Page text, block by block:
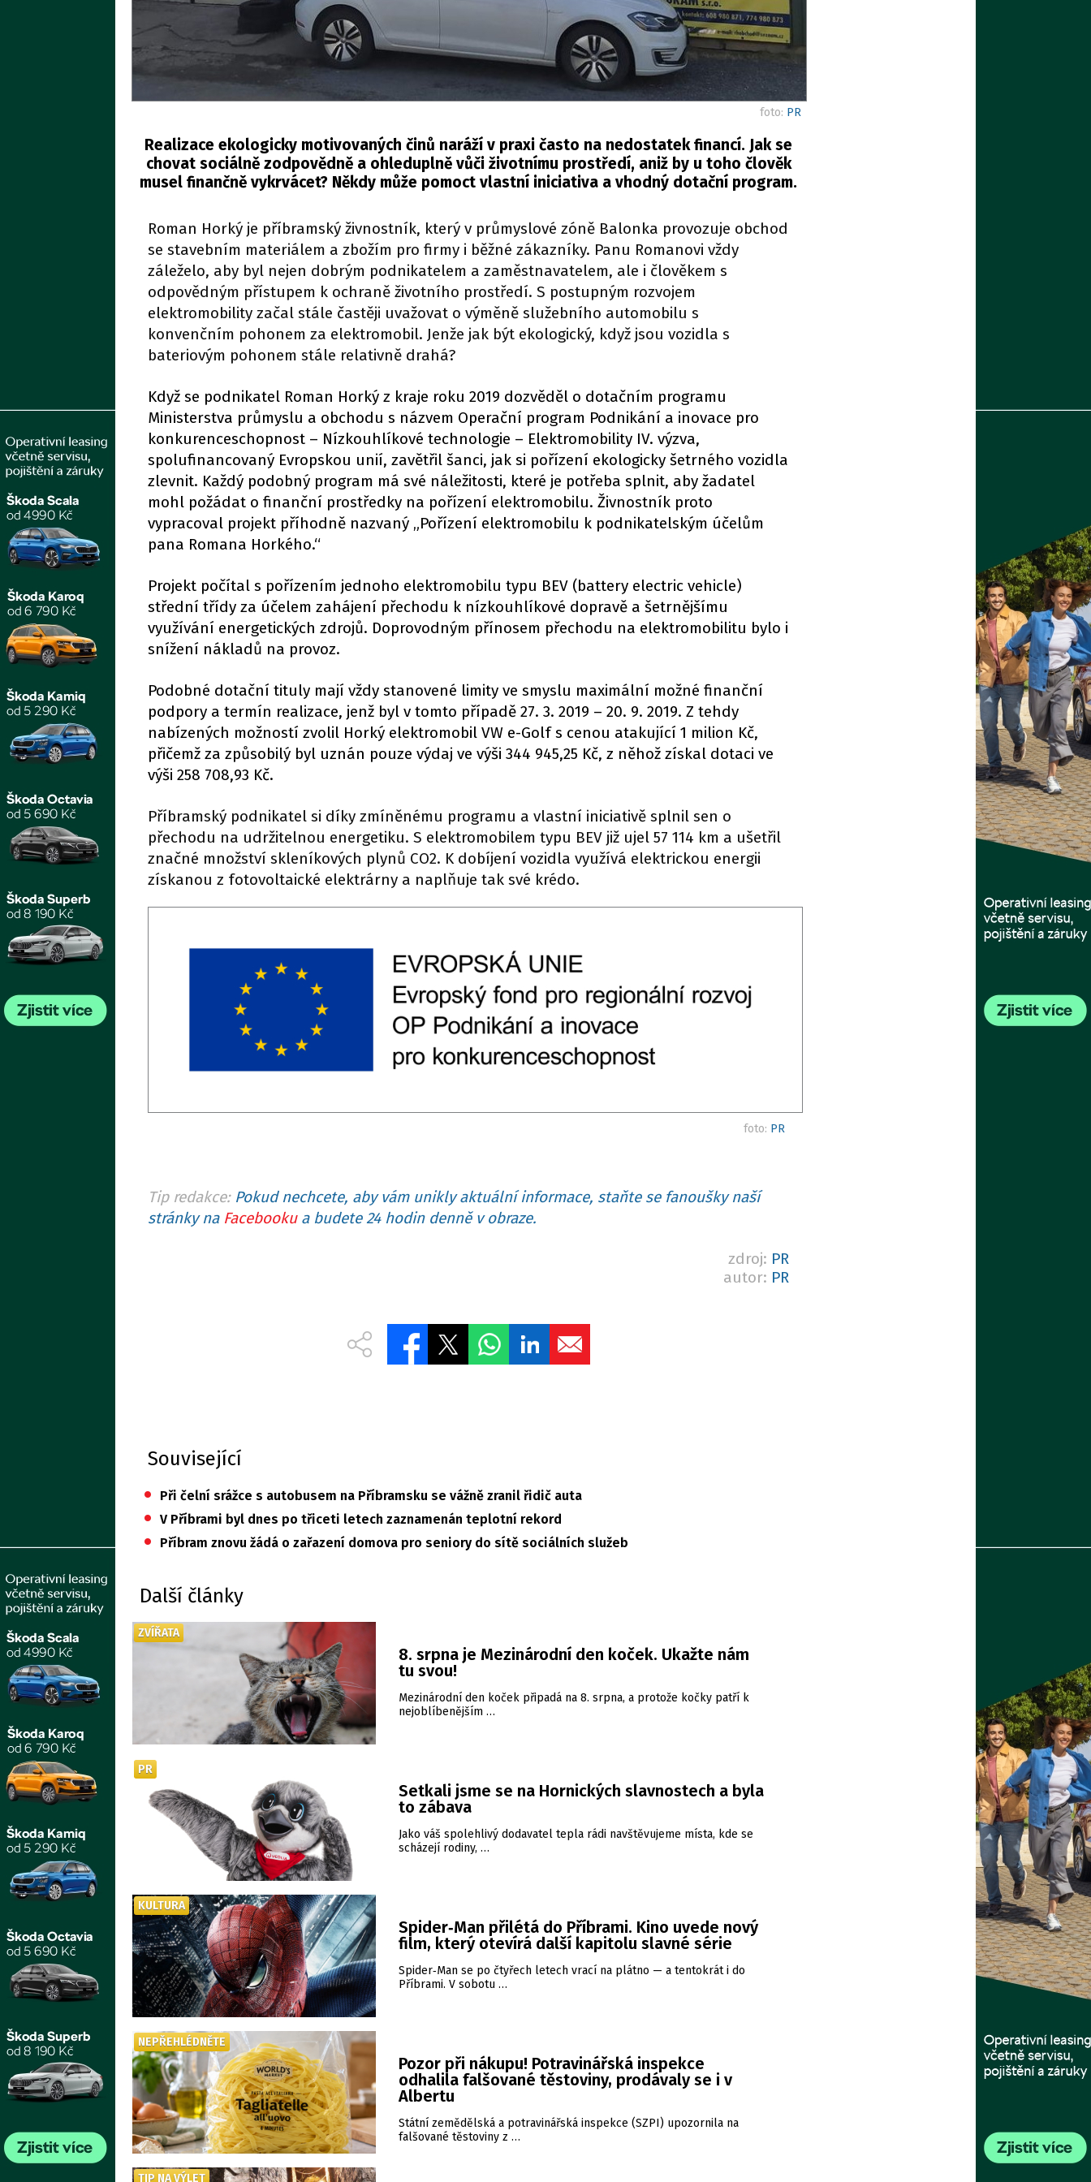
foto: PR
Realizace ekologicky motivovaných činů naráží v praxi často na nedostatek financí. Jak se
chovat sociálně zodpovědně a ohleduplně vůči životnímu prostředí, aniž by u toho člověk
musel finančně vykrvácet? Někdy může pomoct vlastní iniciativa a vhodný dotační program.
Roman Horký je příbramský živnostník, který v průmyslové zóně Balonka provozuje obchod
se stavebním materiálem a zbožím pro firmy i běžné zákazníky. Panu Romanovi vždy
záleželo, aby byl nejen dobrým podnikatelem a zaměstnavatelem, ale i člověkem s
odpovědným přístupem k ochraně životního prostředí. S postupným rozvojem
elektromobility začal stále častěji uvažovat o výměně služebního automobilu s
konvenčním pohonem za elektromobil. Jenže jak být ekologický, když jsou vozidla s
bateriovým pohonem stále relativně drahá?
Když se podnikatel Roman Horký z kraje roku 2019 dozvěděl o dotačním programu
Ministerstva průmyslu a obchodu s názvem Operační program Podnikání a inovace pro
konkurenceschopnost – Nízkouhlíkové technologie – Elektromobility IV. výzva,
spolufinancovaný Evropskou unií, zavětřil šanci, jak si pořízení ekologicky šetrného vozidla
zlevnit. Každý podobný program má své náležitosti, které je potřeba splnit, aby žadatel
mohl požádat o finanční prostředky na pořízení elektromobilu. Živnostník proto
vypracoval projekt příhodně nazvaný „Pořízení elektromobilu k podnikatelským účelům
pana Romana Horkého.“
Projekt počítal s pořízením jednoho elektromobilu typu BEV (battery electric vehicle)
střední třídy za účelem zahájení přechodu k nízkouhlíkové dopravě a šetrnějšímu
využívání energetických zdrojů. Doprovodným přínosem přechodu na elektromobilitu bylo i
snížení nákladů na provoz.
Podobné dotační tituly mají vždy stanovené limity ve smyslu maximální možné finanční
podpory a termín realizace, jenž byl v tomto případě 27. 3. 2019 – 20. 9. 2019. Z tehdy
nabízených možností zvolil Horký elektromobil VW e-Golf s cenou atakující 1 milion Kč,
přičemž za způsobilý byl uznán pouze výdaj ve výši 344 945,25 Kč, z něhož získal dotaci ve
výši 258 708,93 Kč.
Příbramský podnikatel si díky zmíněnému programu a vlastní iniciativě splnil sen o
přechodu na udržitelnou energetiku. S elektromobilem typu BEV již ujel 57 114 km a ušetřil
značné množství skleníkových plynů CO2. K dobíjení vozidla využívá elektrickou energii
získanou z fotovoltaické elektrárny a naplňuje tak své krédo.
foto: PR
Tip redakce: Pokud nechcete, aby vám unikly aktuální informace, staňte se fanoušky naší
stránky na Facebookua budete 24 hodin denně v obraze.
zdroj: PR
autor: PR
Související
• Při čelní srážce s autobusem na Příbramsku se vážně zranil řidič auta
• V Příbrami byl dnes po třiceti letech zaznamenán teplotní rekord
• Příbram znovu žádá o zařazení domova pro seniory do sítě sociálních služeb
Další články
8. srpna je Mezinárodní den koček. Ukažte nám
tu svou!
Mezinárodní den koček připadá na 8. srpna, a protože kočky patří k
nejoblíbenějším …
ZVÍŘATA
Setkali jsme se na Hornických slavnostech a byla
to zábava
Jako váš spolehlivý dodavatel tepla rádi navštěvujeme místa, kde se
scházejí rodiny, …
PR
Spider‑Man přilétá do Příbrami. Kino uvede nový
film, který otevírá další kapitolu slavné série
Spider‑Man se po čtyřech letech vrací na plátno — a tentokrát i do
Příbrami. V sobotu …
KULTURA
Pozor při nákupu! Potravinářská inspekce
odhalila falšované těstoviny, prodávaly se i v
Albertu
Státní zemědělská a potravinářská inspekce (SZPI) upozornila na
falšované těstoviny z …
NEPŘEHLÉDNĚTE
TIP NA VÝLET